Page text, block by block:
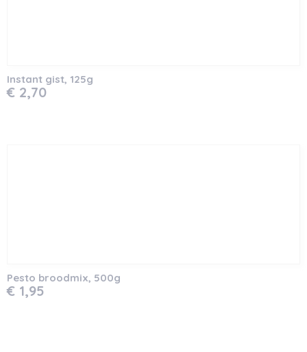
Instant gist, 125g
€ 2,70
Pesto broodmix, 500g
€ 1,95